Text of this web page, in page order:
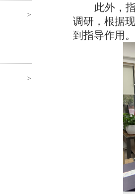
>
>
此外，
调研，根据
到指导作用